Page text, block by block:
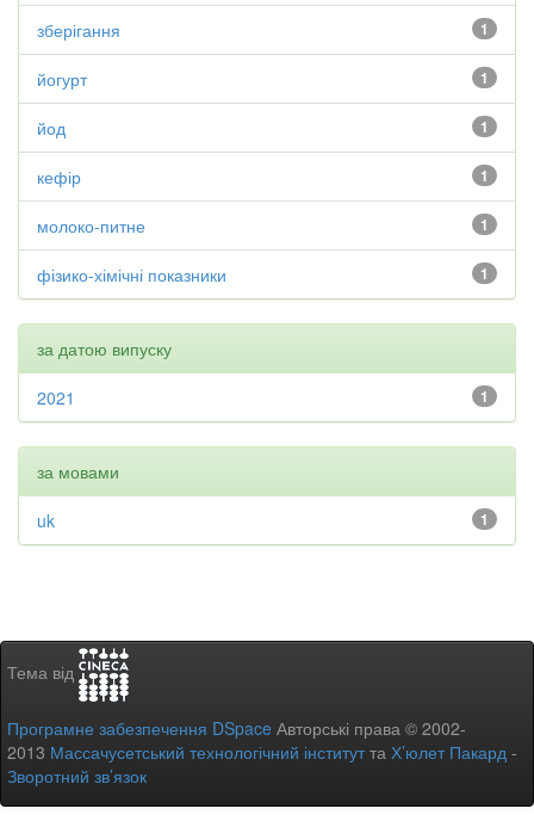
1
зберігання
1
йогурт
1
йод
1
кефір
1
молоко-питне
1
фізико-хімічні показники
за датою випуску
1
2021
за мовами
1
uk
Тема від
Програмне забезпечення DSpace Авторські права © 2002-
2013 Массачусетський технологічний інститутта Х’юлет Пакард -
Зворотний зв’язок